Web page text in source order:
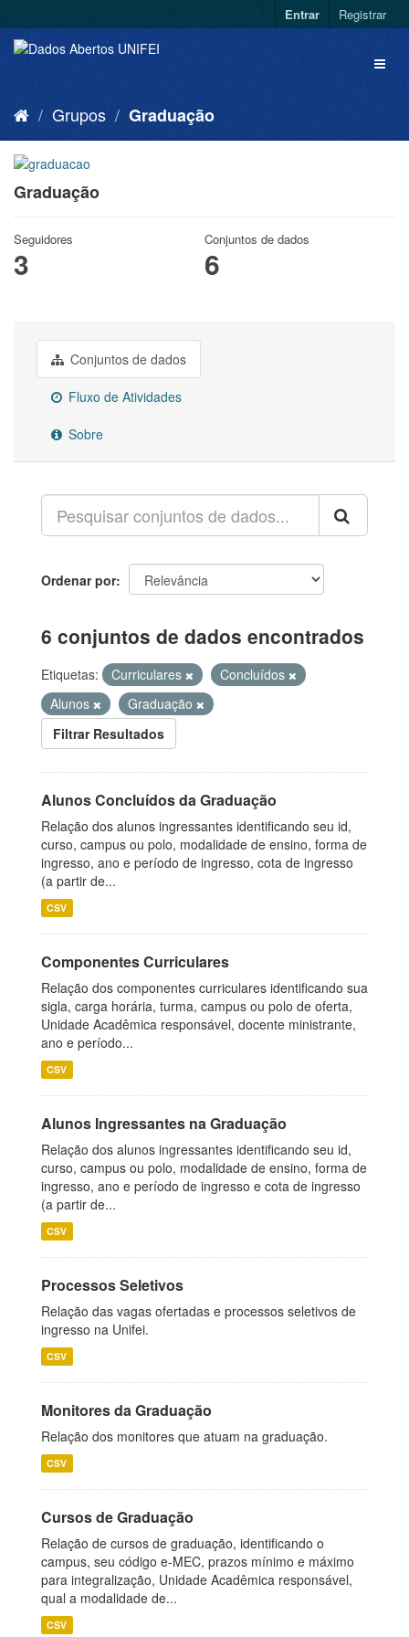
Entrar Registrar
Grupos Graduação
Graduação
Seguidores
3
Conjuntos de dados
6
Conjuntos de dados
Fluxo de Atividades
Sobre
Ordenar por
6 conjuntos de dados encontrados
Etiquetas: Curriculares
Concluídos
Alunos
Graduação
Filtrar Resultados
Alunos Concluídos da Graduação
Relação dos alunos ingressantes identificando seu id,
curso, campus ou polo, modalidade de ensino, forma de
ingresso, ano e período de ingresso, cota de ingresso
(a partir de...
CSV
Componentes Curriculares
Relação dos componentes curriculares identificando sua
sigla, carga horária, turma, campus ou polo de oferta,
Unidade Acadêmica responsável, docente ministrante,
ano e período...
CSV
Alunos Ingressantes na Graduação
Relação dos alunos ingressantes identificando seu id,
curso, campus ou polo, modalidade de ensino, forma de
ingresso, ano e período de ingresso e cota de ingresso
(a partir de...
CSV
Processos Seletivos
Relação das vagas ofertadas e processos seletivos de
ingresso na Unifei.
CSV
Monitores da Graduação
Relação dos monitores que atuam na graduação.
CSV
Cursos de Graduação
Relação de cursos de graduação, identificando o
campus, seu código e-MEC, prazos mínimo e máximo
para integralização, Unidade Acadêmica responsável,
qual a modalidade de...
CSV